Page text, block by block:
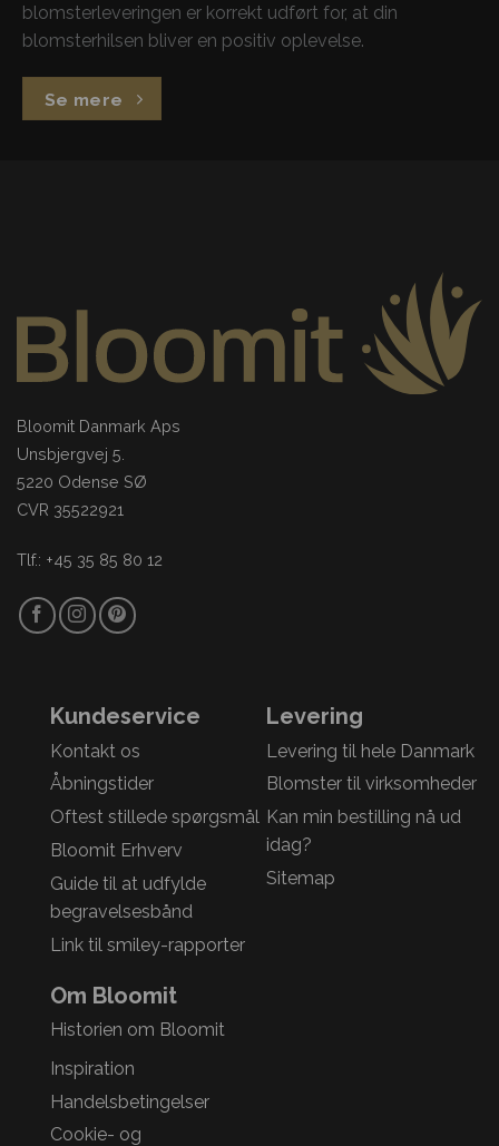
blomsterleveringen er korrekt udført for, at din
blomsterhilsen bliver en positiv oplevelse.
Se mere
Bloomit Danmark Aps
Unsbjergvej 5.
5220 Odense SØ
CVR 35522921
Tlf.: +45 35 85 80 12
Kundeservice
Kontakt os
Åbningstider
Oftest stillede spørgsmål
Bloomit Erhverv
Guide til at udfylde
begravelsesbånd
Link til smiley-rapporter
Levering
Levering til hele Danmark
Blomster til virksomheder
Kan min bestilling nå ud
idag?
Sitemap
Om Bloomit
Historien om Bloomit
Inspiration
Handelsbetingelser
Cookie- og